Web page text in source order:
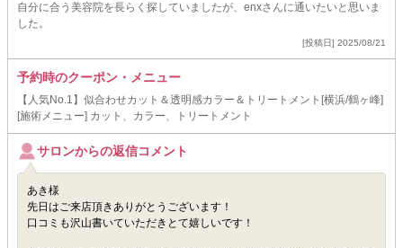
自分に合う美容院を長らく探していましたが、enxさんに通いたいと思いま
した。
[投稿日] 2025/08/21
予約時のクーポン・メニュー
【人気No.1】似合わせカット＆透明感カラー＆トリートメント[横浜/鶴ヶ峰]
[施術メニュー] カット、カラー、トリートメント
サロンからの返信コメント
あき様
先日はご来店頂きありがとうございます！
口コミも沢山書いていただきとて嬉しいです！